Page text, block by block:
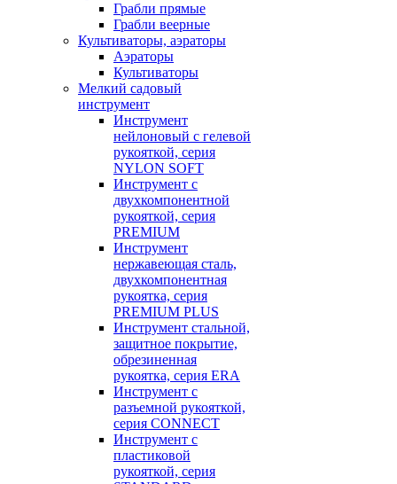
Грабли прямые
Грабли веерные
Культиваторы, аэраторы
Аэраторы
Культиваторы
Мелкий садовый
инструмент
Инструмент
нейлоновый с гелевой
рукояткой, серия
NYLON SOFT
Инструмент с
двухкомпонентной
рукояткой, серия
PREMIUM
Инструмент
нержавеющая сталь,
двухкомпонентная
рукоятка, серия
PREMIUM PLUS
Инструмент стальной,
защитное покрытие,
обрезиненная
рукоятка, серия ERA
Инструмент с
разъемной рукояткой,
серия CONNECT
Инструмент с
пластиковой
рукояткой, серия